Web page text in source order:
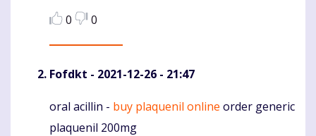
0
0
Fofdkt - 2021-12-26 - 21:47
Komentaras
oral acillin - buy plaquenil online order generic
plaquenil 200mg